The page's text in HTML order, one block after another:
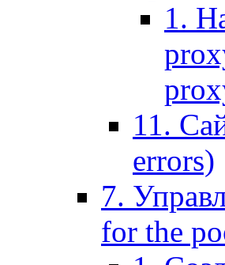
1.
11.
errors)
7.
for the